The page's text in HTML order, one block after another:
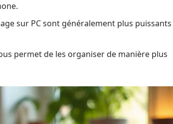
sur PC sont généralement plus puissants
permet de les organiser de manière plus